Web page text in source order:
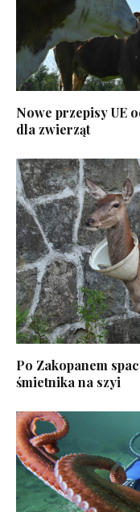
Nowe przepisy UE
dla zwierząt
Po Zakopanem
śmietnika na szyi